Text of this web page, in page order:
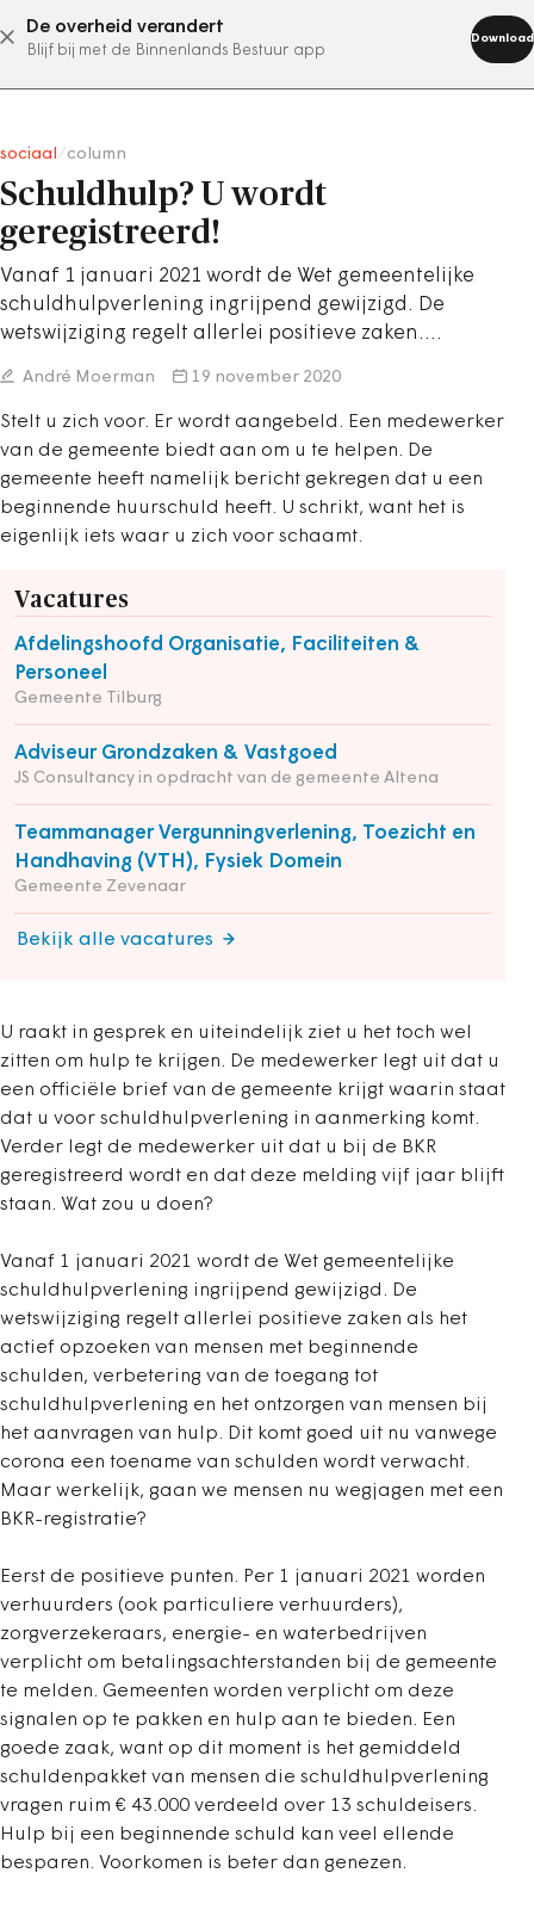
De overheid verandert
Blijf bij met de Binnenlands Bestuur app
Download
abonneer nu
sociaal column
Schuldhulp? U wordt
geregistreerd!
Vanaf 1 januari 2021 wordt de Wet gemeentelijke
schuldhulpverlening ingrijpend gewijzigd. De
wetswijziging regelt allerlei positieve zaken.…
André Moerman 19 november 2020
Stelt u zich voor. Er wordt aangebeld. Een medewerker
van de gemeente biedt aan om u te helpen. De
gemeente heeft namelijk bericht gekregen dat u een
beginnende huurschuld heeft. U schrikt, want het is
eigenlijk iets waar u zich voor schaamt.
Vacatures
Afdelingshoofd Organisatie, Faciliteiten &
Personeel
Gemeente Tilburg
Adviseur Grondzaken & Vastgoed
JS Consultancy in opdracht van de gemeente Altena
Teammanager Vergunningverlening, Toezicht en
Handhaving (VTH), Fysiek Domein
Gemeente Zevenaar
Bekijk alle vacatures
U raakt in gesprek en uiteindelijk ziet u het toch wel
zitten om hulp te krijgen. De medewerker legt uit dat u
een officiële brief van de gemeente krijgt waarin staat
dat u voor schuldhulpverlening in aanmerking komt.
Verder legt de medewerker uit dat u bij de BKR
geregistreerd wordt en dat deze melding vijf jaar blijft
staan. Wat zou u doen?
Vanaf 1 januari 2021 wordt de Wet gemeentelijke
schuldhulpverlening ingrijpend gewijzigd. De
wetswijziging regelt allerlei positieve zaken als het
actief opzoeken van mensen met beginnende
schulden, verbetering van de toegang tot
schuldhulpverlening en het ontzorgen van mensen bij
het aanvragen van hulp. Dit komt goed uit nu vanwege
corona een toename van schulden wordt verwacht.
Maar werkelijk, gaan we mensen nu wegjagen met een
BKR-registratie?
Eerst de positieve punten. Per 1 januari 2021 worden
verhuurders (ook particuliere verhuurders),
zorgverzekeraars, energie- en waterbedrijven
verplicht om betalingsachterstanden bij de gemeente
te melden. Gemeenten worden verplicht om deze
signalen op te pakken en hulp aan te bieden. Een
goede zaak, want op dit moment is het gemiddeld
schuldenpakket van mensen die schuldhulpverlening
vragen ruim € 43.000 verdeeld over 13 schuldeisers.
Hulp bij een beginnende schuld kan veel ellende
besparen. Voorkomen is beter dan genezen.